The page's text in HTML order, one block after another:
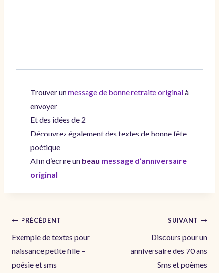
Trouver unmessage de bonne retraite originalà
envoyer
Et des idées de 2
Découvrez également des textes de bonne fête
poétique
Afin d’écrire un beau message d’anniversaire
original
Navigation
de
l’article
PRÉCÉDENT
Exemple de textes pour
naissance petite fille –
poésie et sms
SUIVANT
Discours pour un
anniversaire des 70 ans
Sms et poèmes